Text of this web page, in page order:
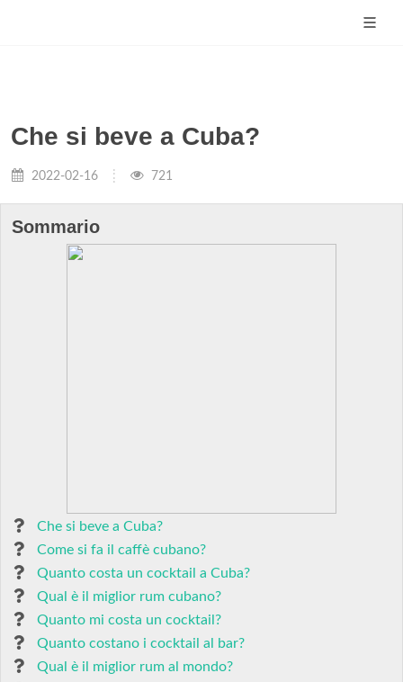
Che si beve a Cuba?
2022-02-16 721
Sommario
Che si beve a Cuba?
Come si fa il caffè cubano?
Quanto costa un cocktail a Cuba?
Qual è il miglior rum cubano?
Quanto mi costa un cocktail?
Quanto costano i cocktail al bar?
Qual è il miglior rum al mondo?